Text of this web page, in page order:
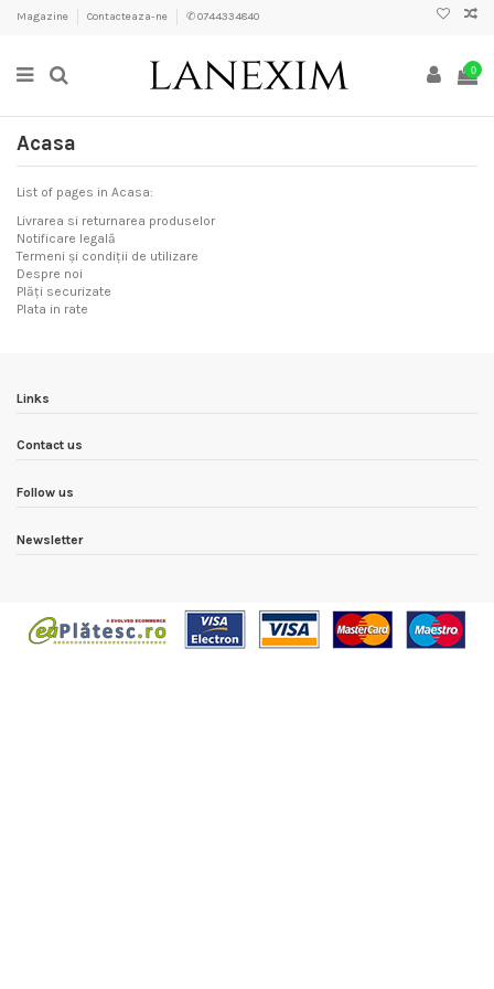
Magazine Contacteaza-ne ✆ 0744334840
0
Acasa
List of pages in Acasa:
Livrarea si returnarea produselor
Notificare legală
Termeni și condiții de utilizare
Despre noi
Plăți securizate
Plata in rate
Links
Contact us
Follow us
Newsletter